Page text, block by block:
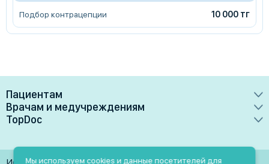
Подбор контрацепции 10 000 тг
Пациентам
Врачи
Клиники
Лаборатории
Врачам и медучреждениям
Преимущества
TopDoc
Контакты
Мы используем cookies и данные посетителей для